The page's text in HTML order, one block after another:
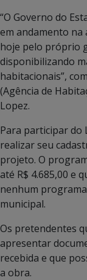
“O Governo do
em andamento na
hoje pelo próprio
disponibilizando
habitacionais”,
(Agência de
Lopez.
Para participar do
realizar seu
projeto. O
até R$ 4.685,00 e
nenhum
municipal.
Os pretendentes
apresentar
recebida e que
a obra.